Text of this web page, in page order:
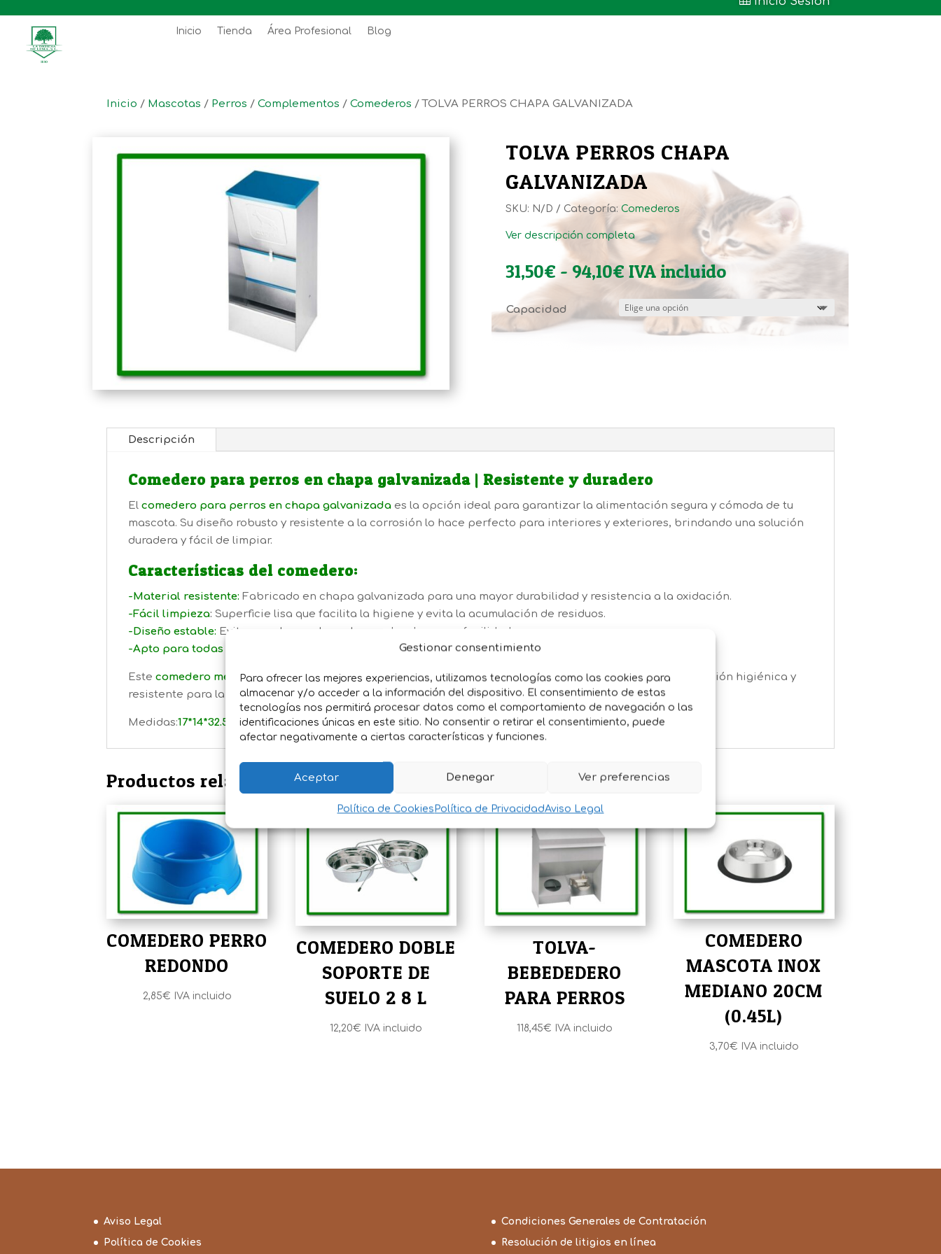
Gestionar consentimiento
Para ofrecer las mejores experiencias, utilizamos tecnologías como las cookies para
almacenar y/o acceder a la información del dispositivo. El consentimiento de estas
tecnologías nos permitirá procesar datos como el comportamiento de navegación o las
identificaciones únicas en este sitio. No consentir o retirar el consentimiento, puede
afectar negativamente a ciertas características y funciones.
Aceptar Denegar Ver preferencias
Política de Cookies Política de PrivacidadAviso Legal
Inicio Tienda Área Profesional Blog
Inicio / Mascotas / Perros / Complementos / Comederos / TOLVA PERROS CHAPA GALVANIZADA
TOLVA PERROS CHAPA
GALVANIZADA
SKU: N/D Categoría: Comederos
Ver descripción completa
31,50€ - 94,10€Rango
de
precios:
desde
31,50€
IVA incluido
Capacidad
Descripción
Comedero para perros en chapa galvanizada | Resistente y duradero
El comedero para perros en chapa galvanizada es la opción ideal para garantizar la alimentación segura y cómoda de tu
mascota. Su diseño robusto y resistente a la corrosión lo hace perfecto para interiores y exteriores, brindando una solución
duradera y fácil de limpiar.
Características del comedero:
-Material resistente: Fabricado en chapa galvanizada para una mayor durabilidad y resistencia a la oxidación.
-Fácil limpieza: Superficie lisa que facilita la higiene y evita la acumulación de residuos.
-Diseño estable: Evita que el perro lo vuelque o desplace con facilidad.
-Apto para todas las razas:
Disponible en diferentes tamaños para adaptarse a cualquier perro.
Este comedero metálico para perroses ideal para hogares, criaderos y refugios, proporcionando una solución higiénica y
resistente para la alimentación diaria. Compra ahora en La Dehesay dale a tu mascota la mejor calidad.
Medidas:17*14*32.5h. (2kg) - 24*20*46h.(8kg) - 31*26*61h. (16kg) - 40*35*80h. (38kg)
Productos relacionados
COMEDERO PERRO
REDONDO
2,85€ IVA incluido
COMEDERO DOBLE
SOPORTE DE
SUELO 2 8 L
12,20€ IVA incluido
TOLVA-
BEBEDEDERO
PARA PERROS
118,45€ IVA incluido
COMEDERO
MASCOTA INOX
MEDIANO 20CM
(0.45L)
3,70€ IVA incluido
Aviso Legal
Política de Cookies
Condiciones Generales de Contratación
Resolución de litigios en línea